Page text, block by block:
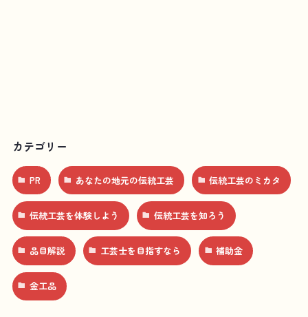
カテゴリー
PR あなたの地元の伝統工芸 伝統工芸のミカタ
伝統工芸を体験しよう 伝統工芸を知ろう
品目解説 工芸士を目指すなら 補助金
金工品